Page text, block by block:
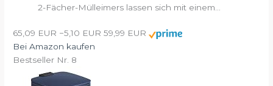
2-Fächer-Mülleimers lassen sich mit einem...
65,09 EUR −5,10 EUR 59,99 EUR
Bei Amazon kaufen
Bestseller Nr. 8